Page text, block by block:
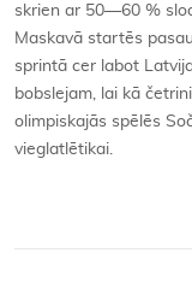
skrien ar 50—60 %
Maskavā startēs
sprintā cer labot
bobslejam, lai kā
olimpiskajās spēlēs
vieglatlētikai.